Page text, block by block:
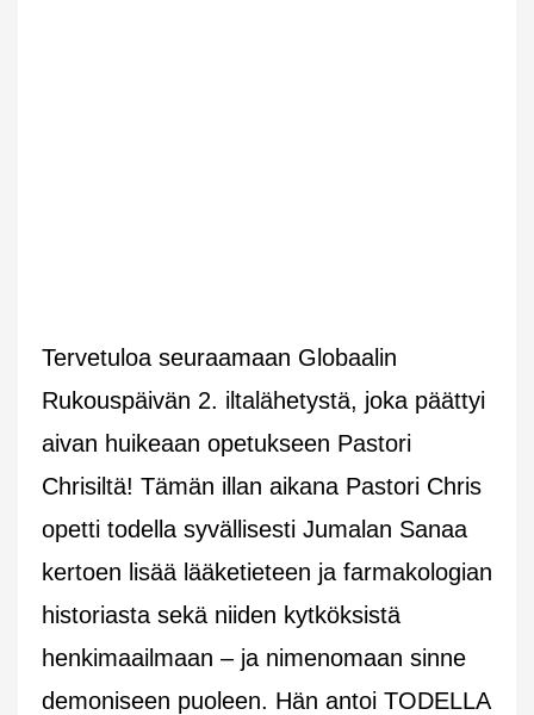
Tervetuloa seuraamaan Globaalin
Rukouspäivän 2. iltalähetystä, joka päättyi
aivan huikeaan opetukseen Pastori
Chrisiltä! Tämän illan aikana Pastori Chris
opetti todella syvällisesti Jumalan Sanaa
kertoen lisää lääketieteen ja farmakologian
historiasta sekä niiden kytköksistä
henkimaailmaan – ja nimenomaan sinne
demoniseen puoleen. Hän antoi TODELLA